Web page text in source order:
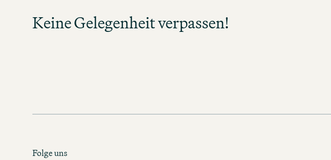
Keine Gelegenheit verpassen!
Verpassen Sie keine Gelegenheit und entdecken Sie
spannende Karrierechancen!
Folge uns